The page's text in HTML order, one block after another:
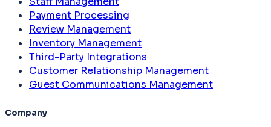
Payment Processing
Review Management
Inventory Management
Third-Party Integrations
Customer Relationship Management
Guest Communications Management
Company